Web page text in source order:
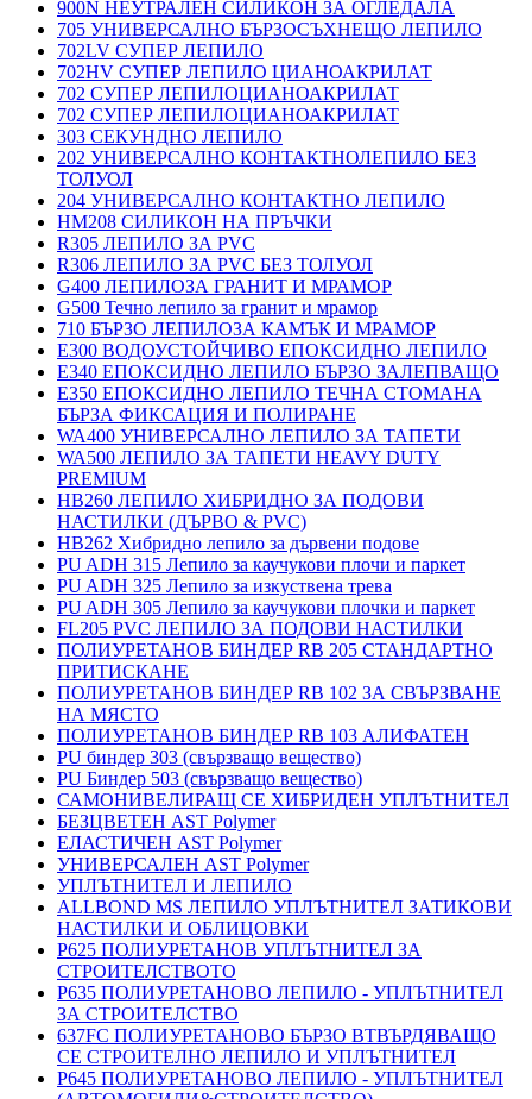
900N НЕУТРАЛЕН СИЛИКОН ЗА ОГЛЕДАЛА
705 УНИВЕРСАЛНО БЪРЗОСЪХНЕЩО ЛЕПИЛО
702LV СУПЕР ЛЕПИЛО
702HV СУПЕР ЛЕПИЛО ЦИАНОАКРИЛАТ
702 СУПЕР ЛЕПИЛОЦИАНОАКРИЛАТ
702 СУПЕР ЛЕПИЛОЦИАНОАКРИЛАТ
303 СЕКУНДНО ЛЕПИЛО
202 УНИВЕРСАЛНО КОНТАКТНОЛЕПИЛО БЕЗ
ТОЛУОЛ
204 УНИВЕРСАЛНО КОНТАКТНО ЛЕПИЛО
HM208 СИЛИКОН НА ПРЪЧКИ
R305 ЛЕПИЛО ЗА PVC
R306 ЛЕПИЛО ЗА PVC БЕЗ ТОЛУОЛ
G400 ЛЕПИЛОЗА ГРАНИТ И МРАМОP
G500 Течно лепило за гранит и мрамор
710 БЪРЗО ЛЕПИЛОЗА КАМЪК И МРАМОP
E300 ВОДОУСТОЙЧИВО ЕПОКСИДНО ЛЕПИЛО
E340 ЕПОКСИДНО ЛЕПИЛО БЪРЗО ЗАЛЕПВАЩО
E350 ЕПОКСИДНО ЛЕПИЛО ТЕЧНА СТОМАНА
БЪРЗА ФИКСАЦИЯ И ПОЛИРАНЕ
WA400 УНИВЕРСАЛНО ЛЕПИЛО ЗА ТАПЕТИ
WA500 ЛЕПИЛО ЗА ТАПЕТИ HEAVY DUTY
PREMIUM
HB260 ЛЕПИЛО ХИБРИДНО ЗА ПОДОВИ
НАСТИЛКИ (ДЪРВО & PVC)
HB262 Хибридно лепило за дървени подове
PU ADH 315 Лепило за каучукови плочи и паркет
PU ADH 325 Лепило за изкуствена трева
PU ADH 305 Лепило за каучукови плочки и паркет
FL205 PVC ЛЕПИЛО ЗА ПОДОВИ НАСТИЛКИ
ПОЛИУРЕТАНОВ БИНДЕР RB 205 СТАНДАРТНО
ПРИТИСКАНЕ
ПОЛИУРЕТАНОВ БИНДЕР RB 102 ЗА СВЪРЗВАНЕ
НА МЯСТО
ПОЛИУРЕТАНОВ БИНДЕР RB 103 АЛИФАТЕН
PU биндер 303 (свързващо вещество)
PU Биндер 503 (свързващо вещество)
САМОНИВЕЛИРАЩ СЕ ХИБРИДЕН УПЛЪТНИТЕЛ
БЕЗЦВЕТЕН AST Polymer
ЕЛАСТИЧЕН AST Polymer
УНИВЕРСАЛЕН AST Polymer
УПЛЪТНИТЕЛ И ЛЕПИЛО
ALLBOND MS ЛЕПИЛО УПЛЪТНИТЕЛ ЗАТИКОВИ
НАСТИЛКИ И ОБЛИЦОВКИ
P625 ПОЛИУРЕТАНОВ УПЛЪТНИТЕЛ ЗА
СТРОИТЕЛСТВОТО
P635 ПОЛИУРЕТАНОВО ЛЕПИЛО - УПЛЪТНИТЕЛ
ЗА СТРОИТЕЛСТВО
637FC ПОЛИУРЕТАНОВО БЪРЗО ВТВЪРДЯВАЩО
СЕ СТРОИТЕЛНО ЛЕПИЛО И УПЛЪТНИТЕЛ
P645 ПОЛИУРЕТАНОВО ЛЕПИЛО - УПЛЪТНИТЕЛ